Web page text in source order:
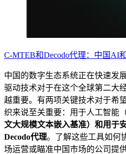
C-MTEB和Decodo代理：中国AI
中国的数字生态系统正在快速发
驱动技术对于在这个全球第二大
越重要。有两项关键技术对于希
织来说至关重要：用于人工智能
文大规模文本嵌入基准）和用于
Decodo代理。了解这些工具如何
场运营或瞄准中国市场的公司提